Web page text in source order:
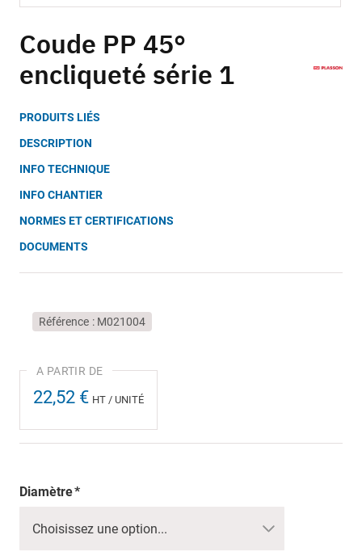
to
the
beginning
of
images
gallery
Coude PP 45°
encliqueté série 1
PRODUITS LIÉS
DESCRIPTION
INFO TECHNIQUE
INFO CHANTIER
NORMES ET CERTIFICATIONS
DOCUMENTS
Référence M021004
22,52 € HT / UNITÉ
Diamètre